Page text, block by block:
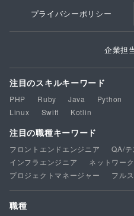
プライバシーポリシー
企業担
注目のスキルキーワード
PHP Ruby Java Python
Linux
Swift Kotlin
注目の職種キーワード
フロントエンドエンジニア
QA/テ
インフラエンジニア
ネットワー
プロジェクトマネージャー
フル
職種